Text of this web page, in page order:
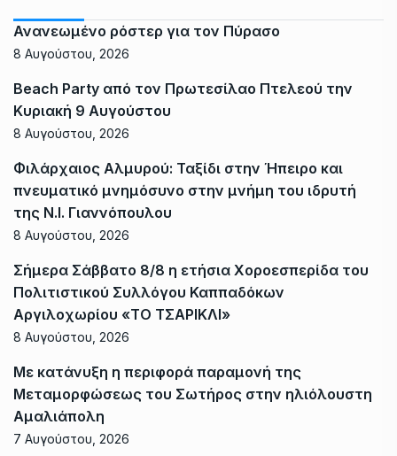
Ανανεωμένο ρόστερ για τον Πύρασο
8 Αυγούστου, 2026
Beach Party από τον Πρωτεσίλαο Πτελεού την
Κυριακή 9 Αυγούστου
8 Αυγούστου, 2026
Φιλάρχαιος Αλμυρού: Ταξίδι στην Ήπειρο και
πνευματικό μνημόσυνο στην μνήμη του ιδρυτή
της Ν.Ι. Γιαννόπουλου
8 Αυγούστου, 2026
Σήμερα Σάββατο 8/8 η ετήσια Χοροεσπερίδα του
Πολιτιστικού Συλλόγου Καππαδόκων
Αργιλοχωρίου «ΤΟ ΤΣΑΡΙΚΛΙ»
8 Αυγούστου, 2026
Με κατάνυξη η περιφορά παραμονή της
Μεταμορφώσεως του Σωτήρος στην ηλιόλουστη
Αμαλιάπολη
7 Αυγούστου, 2026